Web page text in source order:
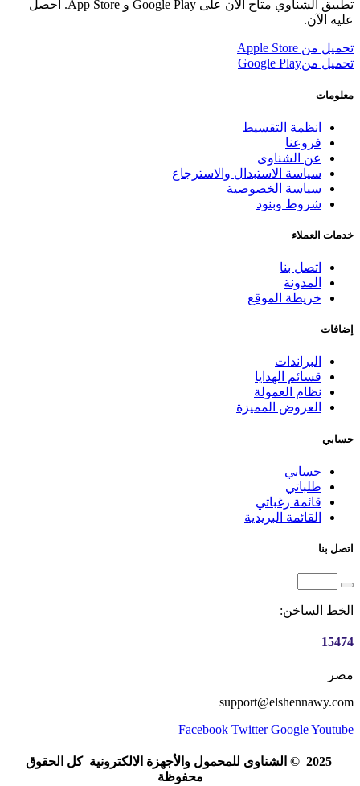
تطبيق الشناوي متاح الآن على Google Play و App Store. احصل
عليه الآن.
تحميل من Apple Store
تحميل منGoogle Play
معلومات
انظمة التقسيط
فروعنا
عن الشناوى
سياسة الاستبدال والاسترجاع
سياسة الخصوصية
شروط وبنود
خدمات العملاء
اتصل بنا
المدونة
خريطة الموقع
إضافات
البراندات
قسائم الهدايا
نظام العمولة
العروض المميزة
حسابي
حسابي
طلباتي
قائمة رغباتي
القائمة البريدية
اتصل بنا
الخط الساخن:
15474
مصر
support@elshennawy.com
Facebook Twitter GoogleYoutube
© 2025 الشناوى للمحمول والأجهزة الالكترونية كل الحقوق
محفوظة